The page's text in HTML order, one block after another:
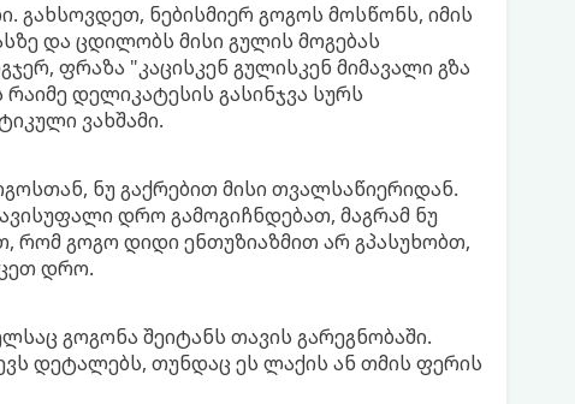
გახსოვდეთ, ნებისმიერ გოგოს მოსწონს, იმის
და ცდილობს მისი გულის მოგებას
ფრაზა "კაცისკენ გულისკენ მიმავალი გზა
დელიკატესის გასინჯვა სურს
ვახშამი.
ნუ გაქრებით მისი თვალსაწიერიდან.
დრო გამოგიჩნდებათ, მაგრამ ნუ
რომ გოგო დიდი ენთუზიაზმით არ გპასუხობთ,
დრო.
გოგონა შეიტანს თავის გარეგნობაში.
დეტალებს, თუნდაც ეს ლაქის ან თმის ფერის